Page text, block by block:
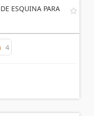
ESQUINA PARA
4